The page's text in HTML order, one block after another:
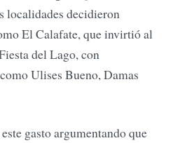
localidades decidieron
El Calafate, que invirtió al
del Lago, con
Ulises Bueno, Damas
gasto argumentando que